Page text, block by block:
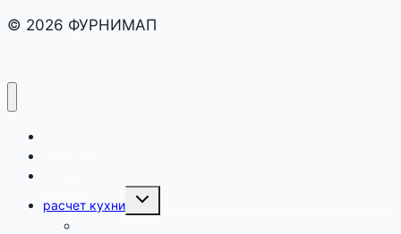
© 2026 ФУРНИМАП
расчет кухни
Переключить
дочернее